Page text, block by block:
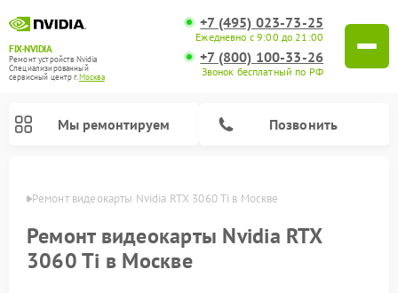
FIX-NVIDIA
Ремонт устройств Nvidia
Специализированный
cервисный центр г.Москва
+7 (495) 023-73-25
Ежедневно с 9:00 до 21:00
+7 (800) 100-33-26
Звонок бесплатный по РФ
Мы ремонтируем Позвонить
Ремонт видеокарты Nvidia RTX 3060 Ti в Москве
Ремонт видеокарты Nvidia RTX
3060 Ti в Москве